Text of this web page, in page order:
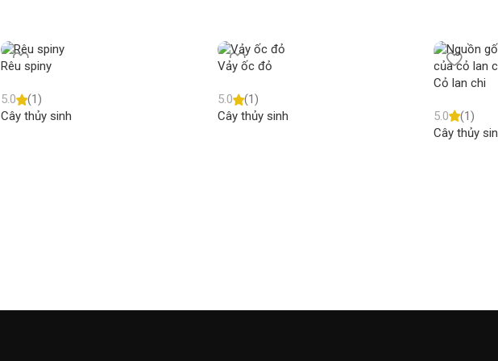
Rêu spiny
5.0
(1)
Cây thủy sinh
Vảy ốc đỏ
5.0
(1)
Cây thủy sinh
Cỏ lan chi
5.0
(1)
Cây thủy